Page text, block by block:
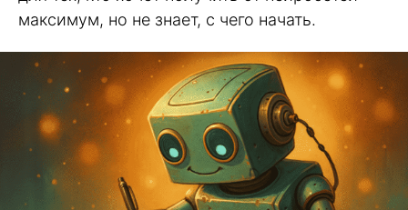
максимум, но не знает, с чего начать.